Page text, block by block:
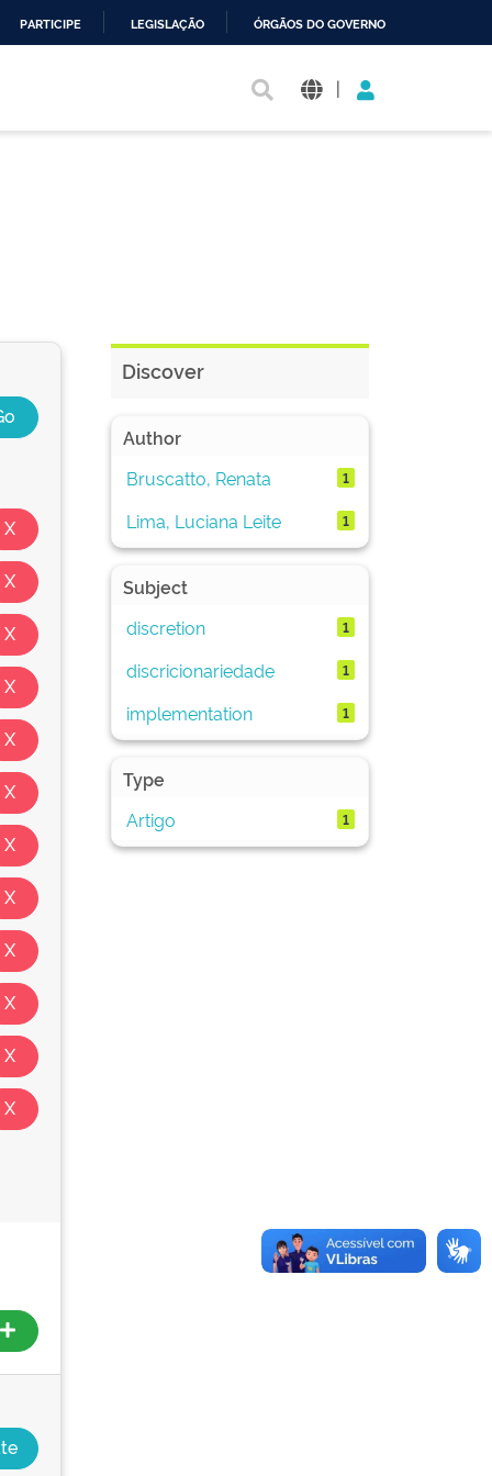
PARTICIPE LEGISLAÇÃO ÓRGÃOS DO GOVERNO
|
Discover
Author
Bruscatto, Renata
1
Lima, Luciana Leite 1
Subject
discretion
1
discricionariedade 1
implementation 1
Type
Artigo
1